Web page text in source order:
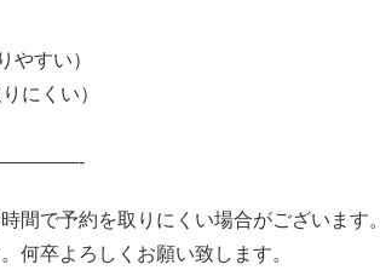
やすい）
にくい）
間で予約を取りにくい場合がございます。
何卒よろしくお願い致します。